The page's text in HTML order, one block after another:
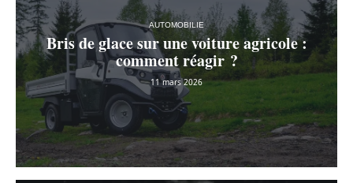
AUTOMOBILIE
Bris de glace sur une voiture agricole :
comment réagir ?
11 mars 2026